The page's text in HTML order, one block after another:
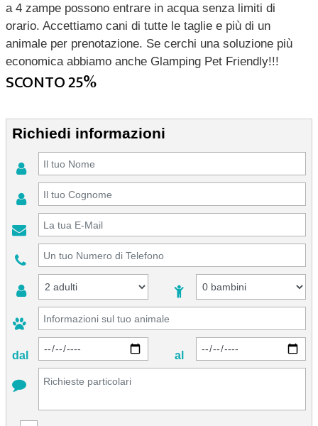
a 4 zampe possono entrare in acqua senza limiti di
orario. Accettiamo cani di tutte le taglie e più di un
animale per prenotazione. Se cerchi una soluzione più
economica abbiamo anche Glamping Pet Friendly!!!
SCONTO 25%
Richiedi informazioni
dal al